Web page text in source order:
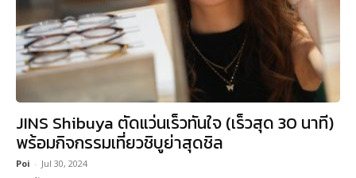
JINS Shibuya ตัดแว่นเร็วทันใจ (เร็วสุด 30 นาที)
พร้อมกิจกรรมเที่ยวชิบูย่าสุดชิล
Poi - Jul 30, 2024